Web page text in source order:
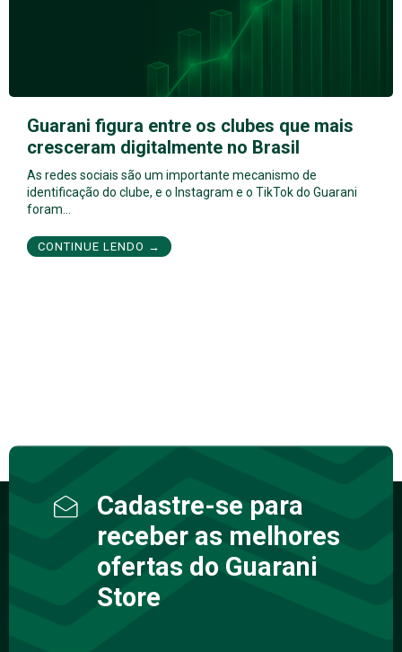
Guarani figura entre os clubes que mais
cresceram digitalmente no Brasil
As redes sociais são um importante mecanismo de
identificação do clube, e o Instagram e o TikTok do Guarani
foram…
CONTINUE LENDO →
Cadastre-se para
receber as melhores
ofertas do Guarani
Store